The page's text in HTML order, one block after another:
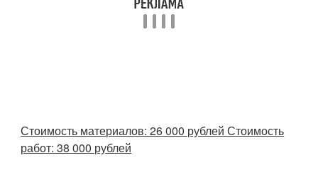
Стоимость материалов: 26 000 рублейСтоимость
работ: 38 000 рублей